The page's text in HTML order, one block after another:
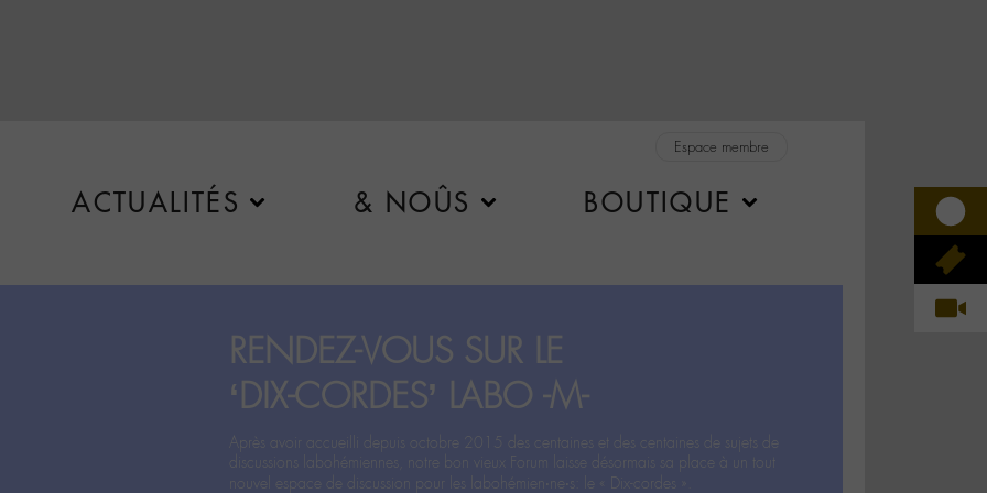
Espace membre
ACTUALITÉS & NOÛS BOUTIQUE
RENDEZ-VOUS SUR LE
‘DIX-CORDES’ LABO -M-
Après avoir accueilli depuis octobre 2015 des centaines et des centaines de sujets de
discussions labohémiennes, notre bon vieux Forum laisse désormais sa place à un tout
nouvel espace de discussion pour les labohémien‧ne‧s: le « Dix-cordes ».